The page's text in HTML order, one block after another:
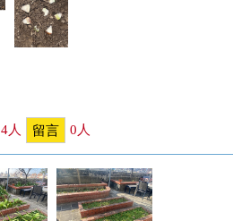
4人 留言 0 人